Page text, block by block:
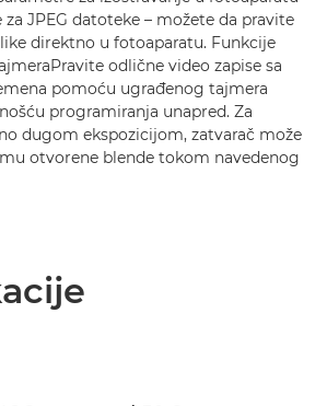
JPEG datoteke – možete da pravite
direktno u fotoaparatu. Funkcije
odlične video zapise sa
pomoću ugrađenog tajmera
programiranja unapred. Za
dugom ekspozicijom, zatvarač može
otvorene blende tokom navedenog